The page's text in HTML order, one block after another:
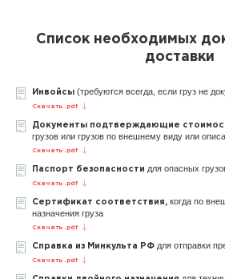
Список необходимых
доставки
Инвойсы (требуются всегда, если груз не
Скачать .pdf
Документы подтверждающие
грузов или грузов по внешнему виду или
Скачать .pdf
Паспорт безопасности для опасных
Скачать .pdf
Сертификат соответствия, когда по
назначения груза
Скачать .pdf
Справка из Минкульта РФ для отправки
Скачать .pdf